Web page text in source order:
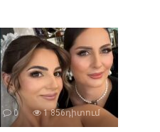
0 1 856դիտում